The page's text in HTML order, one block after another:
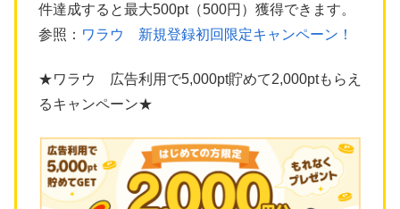
件達成すると最大500pt（500円）獲得できます。
参照： ワラウ 新規登録初回限定キャンペーン！
★ワラウ 広告利用で5,000pt貯めて2,000ptもらえ
るキャンペーン★